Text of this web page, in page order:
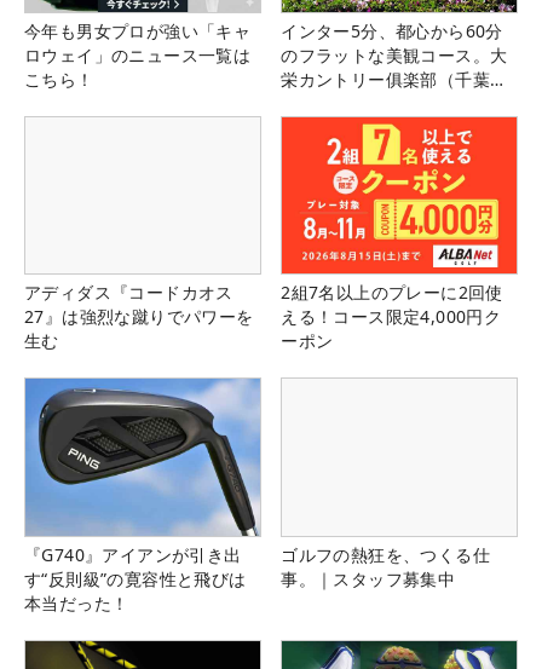
今年も男女プロが強い「キャ
ロウェイ」のニュース一覧は
こちら！
インター5分、都心から60分
のフラットな美観コース。大
栄カントリー俱楽部（千葉
アディダス『コードカオス
27』は強烈な蹴りでパワーを
生む
2組7名以上のプレーに2回使
える！コース限定4,000円ク
ーポン
『G740』アイアンが引き出
す“反則級”の寛容性と飛びは
本当だった！
ゴルフの熱狂を、つくる仕
事。｜スタッフ募集中